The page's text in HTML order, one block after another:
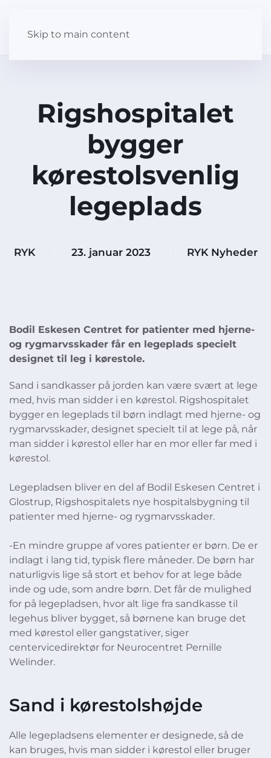
Skip to main content
Rigshospitalet
bygger
kørestolsvenlig
legeplads
RYK 23. januar 2023 RYK Nyheder
​​Bodil Eskesen Centret for patienter med hjerne-
og rygmarvsskader får en legeplads specielt
designet til leg i kørestole. ​
Sand i sandkasser på jorden kan være svært at lege
med, hvis man sidder i en kørestol. Rigshospitalet
bygger en legeplads til børn indlagt med hjerne- og
rygmarvsskader, designet specielt til at lege på, når
man sidder i kørestol eller har en mor eller far med i
kørestol.
Legepladsen bliver en del af Bodil Eskesen Centret i
Glostrup, Rigshospitalets nye hospitalsbygning til
patienter med hjerne- og rygmarvsskader.
-En mindre gruppe af vores patienter er børn. De er
indlagt i lang tid, typisk flere måneder. De børn har
naturligvis lige så stort et behov for at lege både
inde og ude, som andre børn. Det får de mulighed
for på legepladsen, hvor alt lige fra sandkasse til
legehus bliver bygget, så børnene kan bruge det
med kørestol eller gangstativer, siger
centervicedirektør for Neurocentret Pernille
Welinder.
Sand i kørestolshøjde
Alle legepladsens elementer er designede, så de
kan bruges, hvis man sidder i kørestol eller bruger